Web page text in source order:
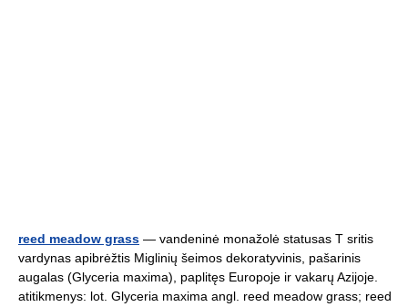
reed meadow grass — vandeninė monažolė statusas T sritis
vardynas apibrėžtis Miglinių šeimos dekoratyvinis, pašarinis
augalas (Glyceria maxima), paplitęs Europoje ir vakarų Azijoje.
atitikmenys: lot. Glyceria maxima angl. reed meadow grass; reed